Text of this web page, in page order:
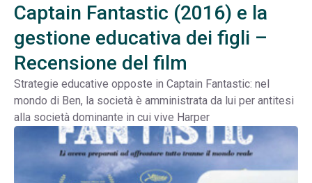
Captain Fantastic (2016) e la
gestione educativa dei figli –
Recensione del film
Strategie educative opposte in Captain Fantastic: nel
mondo di Ben, la società è amministrata da lui per antitesi
alla società dominante in cui vive Harper